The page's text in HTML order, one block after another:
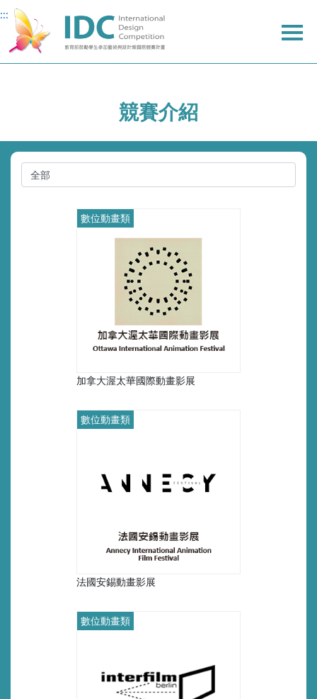
主
要
內
::: 主
要
內
上
方
選
競賽介紹
數位動畫類
加拿大渥太華國際動畫影展
數位動畫類
法國安錫動畫影展
數位動畫類